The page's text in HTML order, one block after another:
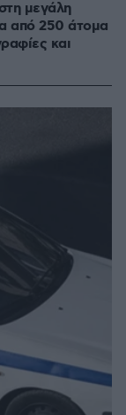
μεγάλη
από 250 άτομα
και